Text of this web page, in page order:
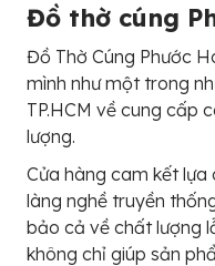
Đồ thờ cúng
Đồ Thờ Cúng Phước
mình như một trong
TP.HCM về cung cấp
lượng.
Cửa hàng cam kết
làng nghề truyền
bảo cả về chất lượng
không chỉ giúp sản